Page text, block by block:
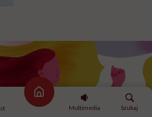
Strona główna
Multimedia
Szukaj